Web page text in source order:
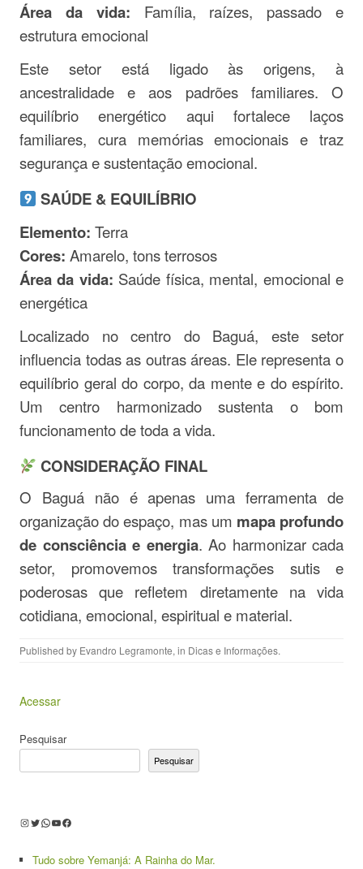
Área da vida: Família, raízes, passado e
estrutura emocional
Este setor está ligado às origens, à
ancestralidade e aos padrões familiares. O
equilíbrio energético aqui fortalece laços
familiares, cura memórias emocionais e traz
segurança e sustentação emocional.
SAÚDE & EQUILÍBRIO
Elemento: Terra
Cores: Amarelo, tons terrosos
Área da vida: Saúde física, mental, emocional e
energética
Localizado no centro do Baguá, este setor
influencia todas as outras áreas. Ele representa o
equilíbrio geral do corpo, da mente e do espírito.
Um centro harmonizado sustenta o bom
funcionamento de toda a vida.
CONSIDERAÇÃO FINAL
O Baguá não é apenas uma ferramenta de
organização do espaço, mas um mapa profundo
de consciência e energia. Ao harmonizar cada
setor, promovemos transformações sutis e
poderosas que refletem diretamente na vida
cotidiana, emocional, espiritual e material.
Published by Evandro Legramonte, in Dicas e Informações.
Acessar
Pesquisar
Pesquisar
Instagram
Twitter
WhatsApp
Youtube
Facebook
Tudo sobre Yemanjá: A Rainha do Mar.